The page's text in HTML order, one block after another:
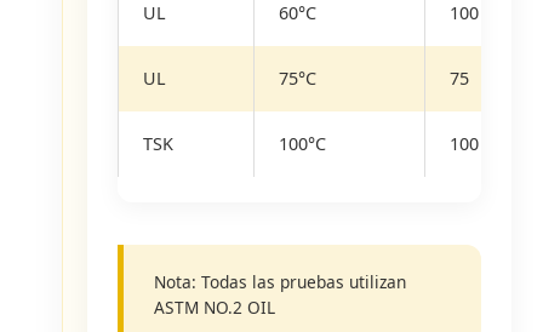
UL 60°C 100
UL 75°C 75
TSK 100°C 100
Nota: Todas las pruebas utilizan
ASTM NO.2 OIL